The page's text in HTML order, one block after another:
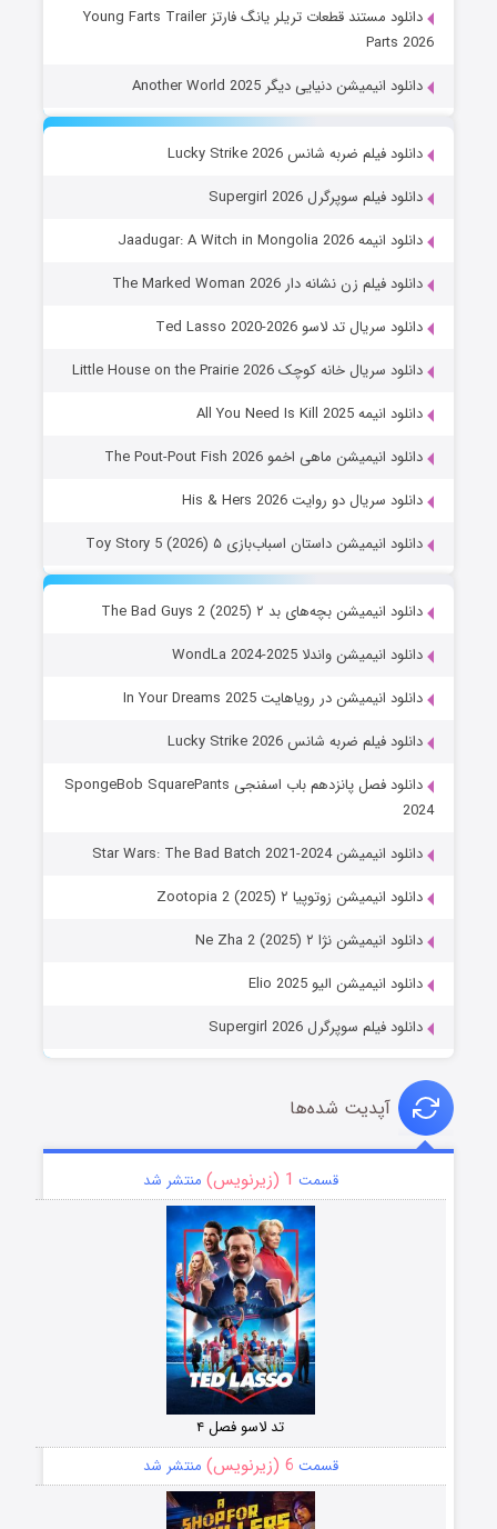
دانلود مستند قطعات تریلر یانگ فارتز Young Farts Trailer
Parts 2026
دانلود انیمیشن دنیایی دیگر Another World 2025
دانلود فیلم ضربه شانس Lucky Strike 2026
دانلود فیلم سوپرگرل Supergirl 2026
دانلود انیمه Jaadugar: A Witch in Mongolia 2026
دانلود فیلم زن نشانه دار The Marked Woman 2026
دانلود سریال تد لاسو Ted Lasso 2020-2026
دانلود سریال خانه کوچک Little House on the Prairie 2026
دانلود انیمه All You Need Is Kill 2025
دانلود انیمیشن ماهی اخمو The Pout-Pout Fish 2026
دانلود سریال دو روایت His & Hers 2026
دانلود انیمیشن داستان اسباب‌بازی ۵ Toy Story 5 (2026)
دانلود انیمیشن بچه‌های بد ۲ The Bad Guys 2 (2025)
دانلود انیمیشن واندلا WondLa 2024-2025
دانلود انیمیشن در رویاهایت In Your Dreams 2025
دانلود فیلم ضربه شانس Lucky Strike 2026
دانلود فصل پانزدهم باب اسفنجی SpongeBob SquarePants
2024
دانلود انیمیشن Star Wars: The Bad Batch 2021-2024
دانلود انیمیشن زوتوپیا ۲ Zootopia 2 (2025)
دانلود انیمیشن نژا ۲ Ne Zha 2 (2025)
دانلود انیمیشن الیو Elio 2025
دانلود فیلم سوپرگرل Supergirl 2026
آپدیت شده‌ها
قسمت 1 (زیرنویس) منتشر شد
تد لاسو فصل ۴
قسمت 6 (زیرنویس) منتشر شد